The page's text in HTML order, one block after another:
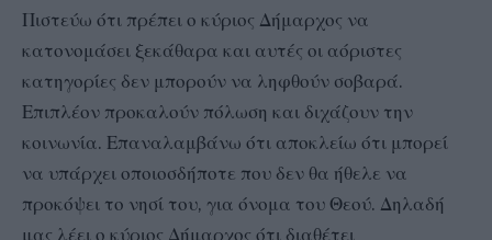
Πιστεύω ότι πρέπει ο κύριος Δήμαρχος να
κατονομάσει ξεκάθαρα και αυτές οι αόριστες
κατηγορίες δεν μπορούν να ληφθούν σοβαρά.
Επιπλέον προκαλούν πόλωση και διχάζουν την
κοινωνία. Επαναλαμβάνω ότι αποκλείω ότι μπορεί
να υπάρχει οποιοσδήποτε που δεν θα ήθελε να
προκόψει το νησί του, για όνομα του Θεού. Δηλαδή
μας λέει ο κύριος Δήμαρχος ότι διαθέτει